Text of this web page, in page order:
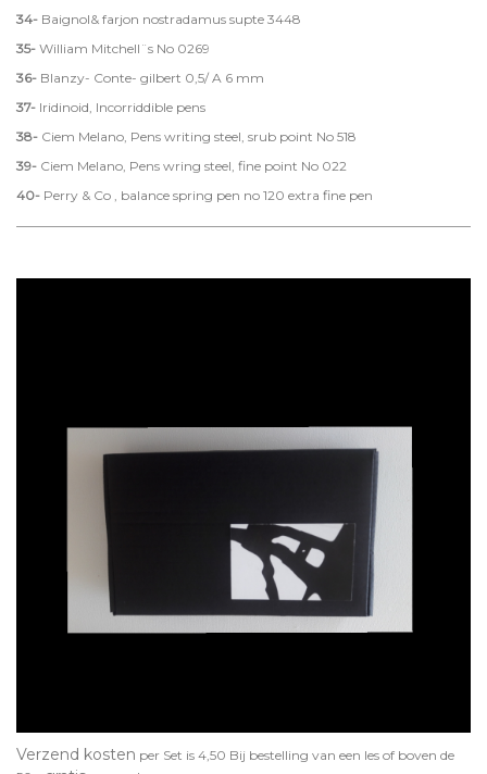
34- Baignol& farjon nostradamus supte 3448
35- William Mitchell¨s No 0269
36- Blanzy- Conte- gilbert 0,5/ A 6 mm
37- Iridinoid, Incorriddible pens
38- Ciem Melano, Pens writing steel, srub point No 518
39- Ciem Melano, Pens wring steel, fine point No 022
40- Perry & Co , balance spring pen no 120 extra fine pen
Verzend kosten per Set is 4,50 Bij bestelling van een les of boven de